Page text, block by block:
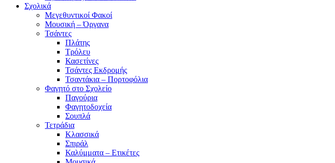
Σχολικά
Μεγεθυντικοί Φακοί
Μουσική – Όργανα
Τσάντες
Πλάτης
Τρόλευ
Κασετίνες
Τσάντες Εκδρομής
Τσαντάκια – Πορτοφόλια
Φαγητό στο Σχολείο
Παγούρια
Φαγητοδοχεία
Σουπλά
Τετράδια
Κλασσικά
Σπιράλ
Καλύμματα – Ετικέτες